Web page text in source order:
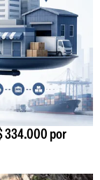
334.000 por